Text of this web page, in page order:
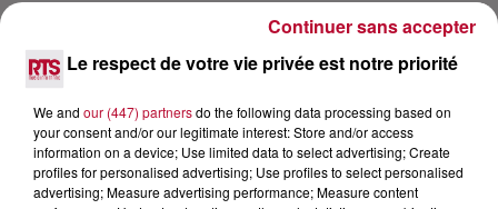
Lecture (58 min 21 sec)
Le respect de votre vie privée est notre priorité
We and our (447) partnersdo the following data processing based on
your consent and/or our legitimate interest: Store and/or access
information on a device; Use limited data to select advertising; Create
profiles for personalised advertising; Use profiles to select personalised
advertising; Measure advertising performance; Measure content
Continuer sans accepter